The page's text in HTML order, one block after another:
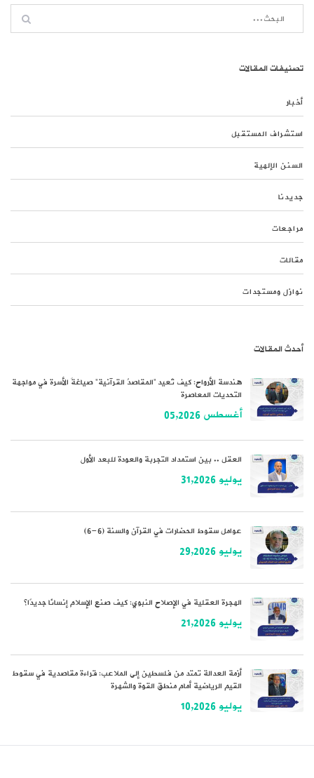
تصنيفات المقالات
أخبار
استشراف المستقبل
السنن الإلهية
جديدنا
مراجعات
مقالات
نوازل ومستجدات
أحدث المقالات
هندسة الأرواح: كيف تُعيد “المقاصدُ القرآنية” صياغةَ الأسرة في مواجهة
التحديات المعاصرة
أغسطس 05,2026
العقل .. بين استمداد التجربة والعودة للبعد الأول
يوليو 31,2026
عوامل سقوط الحضارات في القرآن والسنة (6-6)
يوليو 29,2026
الهجرة العقلية في الإصلاح النبوي: كيف صنع الإسلام إنسانًا جديدًا؟
يوليو 21,2026
أزمة العدالة تمتد من فلسطين إلى الملاعب: قراءة مقاصدية في سقوط
القيم الرياضية أمام منطق القوة والشهرة
يوليو 10,2026